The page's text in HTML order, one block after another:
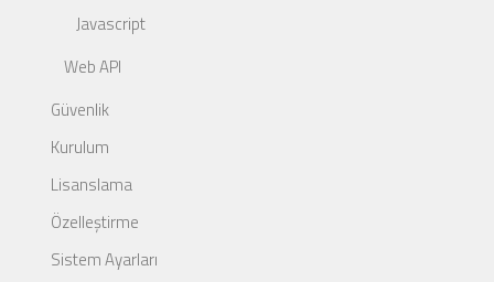
Javascript
Web API
Güvenlik
Kurulum
Lisanslama
Özelleştirme
Sistem Ayarları